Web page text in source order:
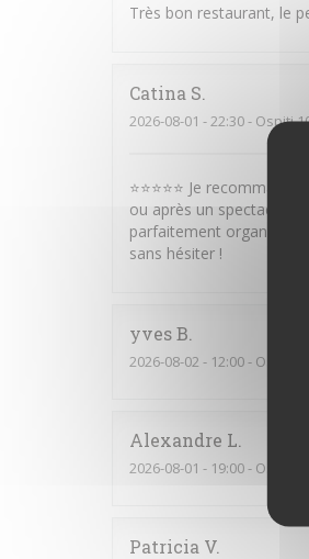
Très bon restaurant, le
Catina S
2026-08-01 - 22:30 - Ospiti
⭐⭐⭐⭐⭐ Je
ou après un spectacle.
parfaitement organisé.
sans hésiter !
yvesB
2026-08-02 - 12:00 - Ospiti 11
Alexandre L
2026-08-01 - 19:00 - Ospiti 2
Patricia V